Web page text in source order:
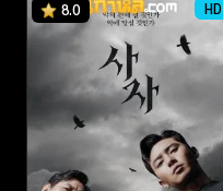
8.0 HD